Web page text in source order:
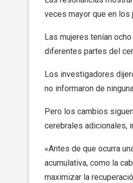
veces mayor que en los
Las mujeres tenían
diferentes partes del
Los investigadores
no informaron de
Pero los cambios
cerebrales adicionales,
«Antes de que ocurra
acumulativa, como la
maximizar la